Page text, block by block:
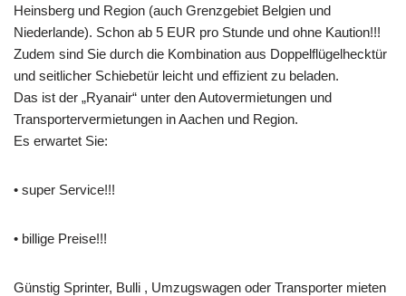
Heinsberg und Region (auch Grenzgebiet Belgien und
Niederlande). Schon ab 5 EUR pro Stunde und ohne Kaution!!!
Zudem sind Sie durch die Kombination aus Doppelflügelhecktür
und seitlicher Schiebetür leicht und effizient zu beladen.
Das ist der „Ryanair“ unter den Autovermietungen und
Transportervermietungen in Aachen und Region.
Es erwartet Sie:
• super Service!!!
• billige Preise!!!
Günstig Sprinter, Bulli , Umzugswagen oder Transporter mieten